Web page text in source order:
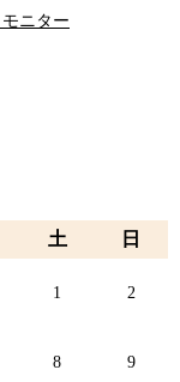
ニター
土 日
1 2
8 9